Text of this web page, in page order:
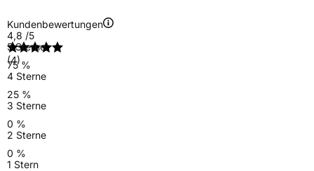
Kundenbewertungen
4,8 /5
(4)
5 Sterne
75 %
4 Sterne
25 %
3 Sterne
0 %
2 Sterne
0 %
1 Stern